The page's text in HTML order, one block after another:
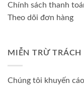
Chính sách thanh
Theo dõi đơn hàng
MIỄN TRỪ TRÁCH
Chúng tôi khuyến